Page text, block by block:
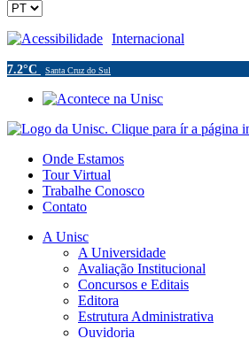
Acessibilidade Internacional
7.2°C Santa Cruz do Sul
Onde Estamos
Tour Virtual
Trabalhe Conosco
Contato
A Unisc
A Universidade
Avaliação Institucional
Concursos e Editais
Editora
Estrutura Administrativa
Ouvidoria